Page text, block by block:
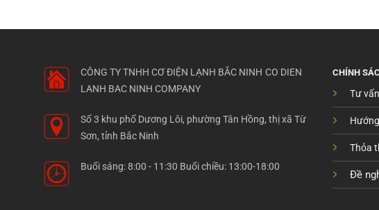
CÔNG TY TNHH CƠ ĐIỆN LẠNH BẮC NINH CO DIEN
LANH BAC NINH COMPANY
Số 3 khu phố Dương Lôi, phường Tân Hồng, thị xã Từ
Sơn, tỉnh Bắc Ninh
Buổi sáng: 8:00 - 11:30 Buổi chiều: 13:00-18:00
CHÍNH
Tư
Thỏa
Đề